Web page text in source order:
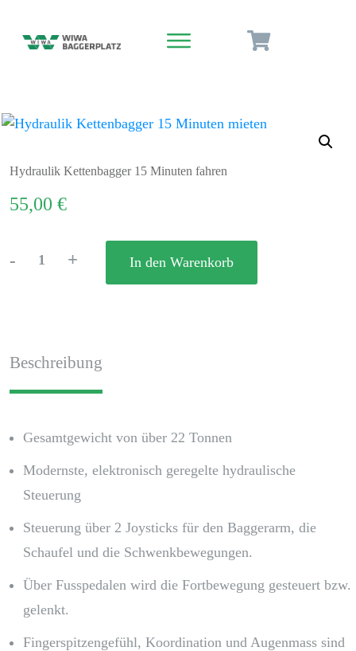
Hydraulik Kettenbagger 15 Minuten fahren
55,00 €
-Hydraulik
fahren
+ In den Warenkorb
Beschreibung
Gesamtgewicht von über 22 Tonnen
Modernste, elektronisch geregelte hydraulische
Steuerung
Steuerung über 2 Joysticks für den Baggerarm, die
Schaufel und die Schwenkbewegungen.
Über Fusspedalen wird die Fortbewegung gesteuert bzw.
gelenkt.
Fingerspitzengefühl, Koordination und Augenmass sind